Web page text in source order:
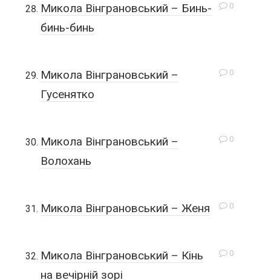
0
Микола Вінграновський – Бинь-
бинь-бинь
0
Микола Вінграновський –
Гусенятко
0
Микола Вінграновський –
Волохань
0
Микола Вінграновський – Женя
0
Микола Вінграновський – Кінь
на вечірній зорі